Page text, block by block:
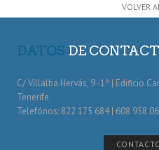
VOLVER
DATOS DE
C/ Villalba Hervás, 9 -1º | Edificio
Tenerife
Telefónos: 822 175 684 | 608 958